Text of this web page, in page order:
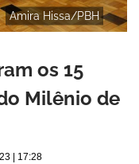
Amira Hissa/PBH
os 15
Milênio de
| 17:28